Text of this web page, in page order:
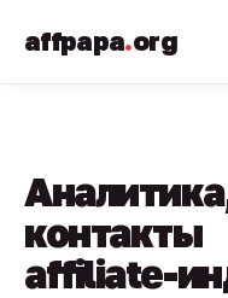
affpapa.org
контакты
affiliate-